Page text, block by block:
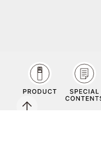
fac
ebo
Copyright©Co-